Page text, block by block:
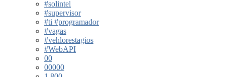
#solintel
#supervisor
#ti #programador
#vagas
#vehlorestagios
#WebAPI
00
00000